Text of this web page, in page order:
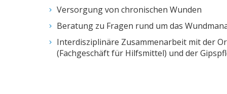
Versorgung von chronischen Wunden
Beratung zu Fragen rund um das
Interdisziplinäre Zusammenarbeit mit der
(Fachgeschäft für Hilfsmittel) und der